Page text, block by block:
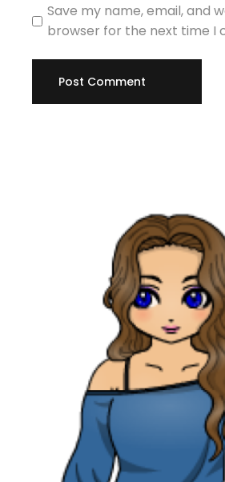
Save my name, email, and
browser for the next time I
Post Comment